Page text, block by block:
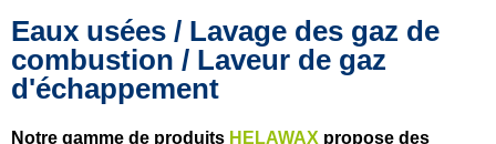
Eaux usées / Lavage des gaz de
combustion / Laveur de gaz
d'échappement
Notre gamme de produits HELAWAX propose des